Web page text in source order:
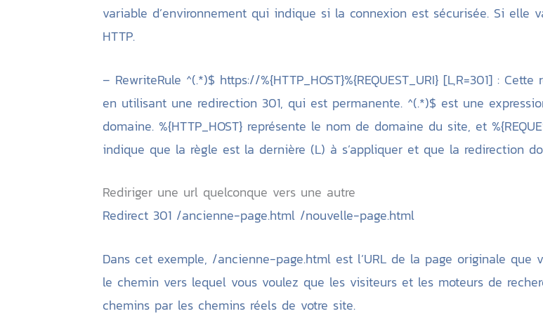
variable d’environnement qui indique si la connexion est sécurisée. Si elle
HTTP.
– RewriteRule ^(.*)$ https://%{HTTP_HOST}%{REQUEST_URI} [L,R=301] :
en utilisant une redirection 301, qui est permanente. ^(.*)$ est une
domaine. %{HTTP_HOST} représente le nom de domaine du site, et
indique que la règle est la dernière (L) à s’appliquer et que la redirection
Rediriger une url quelconque vers une autre
Redirect 301 /ancienne-page.html /nouvelle-page.html
Dans cet exemple, /ancienne-page.html est l’URL de la page originale
le chemin vers lequel vous voulez que les visiteurs et les moteurs de
chemins par les chemins réels de votre site.